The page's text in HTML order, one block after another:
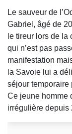
Le sauveur de
Gabriel, âgé de
le tireur lors de la
qui n’est pas
manifestation
la Savoie lui a
séjour temporaire
Ce jeune homme
irrégulière depuis